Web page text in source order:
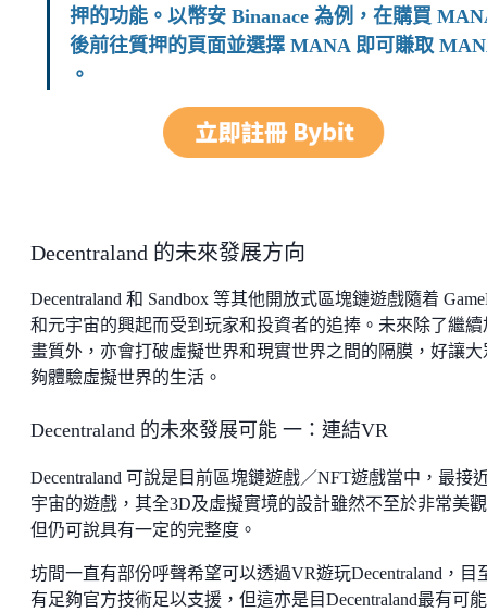
押的功能。以幣安 Binanace 為例，在購買
後前往質押的頁面並選擇 MANA 即可賺取
。
Decentraland 的未來發展方向
Decentraland 和 Sandbox 等其他開放式區塊鏈遊戲隨着
和元宇宙的興起而受到玩家和投資者的追捧。未來除了繼續
畫質外，亦會打破虛擬世界和現實世界之間的隔膜，好讓大
夠體驗虛擬世界的生活。
Decentraland 的未來發展可能 一：連結VR
Decentraland 可說是目前區塊鏈遊戲／NFT遊戲當中，最接
宇宙的遊戲，其全3D及虛擬實境的設計雖然不至於非常美
但仍可說具有一定的完整度。
坊間一直有部份呼聲希望可以透過VR遊玩Decentraland，目
有足夠官方技術足以支援，但這亦是目Decentraland最有可